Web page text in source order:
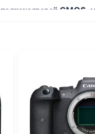
полнокадровой CMOS-
профессионального
сцены и важные